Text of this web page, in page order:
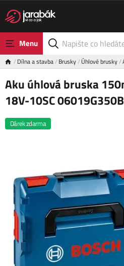
Menu
Dílna a stavba Brusky Úhlové brusky
Aku úhlová bruska
18V-10SC 06019G350B
Dárek zdarma